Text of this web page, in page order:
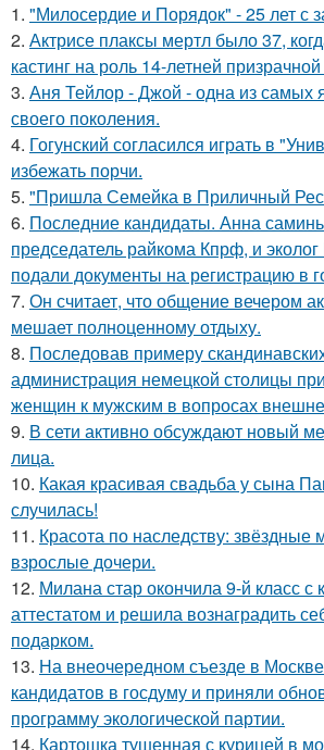
1. "Милосердие и Порядок" - 25 лет с
2. Актрисе плаксы мертл было 37,
кастинг на роль 14-летней
3. Аня Тейлор - Джой - одна из самых
своего поколения.
4. Гогунский согласился играть в
избежать порчи.
5. "Пришла Семейка в Приличный
6. Последние кандидаты. Анна
председатель райкома Кпрф, и
подали документы на регистрацию в
7. Он считает, что общение вечером
мешает полноценному отдыху.
8. Последовав примеру
администрация немецкой столицы
женщин к мужским в вопросах
9. В сети активно обсуждают новый
лица.
10. Какая красивая свадьба у сына
случилась!
11. Красота по наследству: звёздные
взрослые дочери.
12. Милана стар окончила 9-й класс с
аттестатом и решила вознаградить
подарком.
13. На внеочередном съезде в
кандидатов в госдуму и приняли
программу экологической партии.
14. Картошка тушенная с курицей в